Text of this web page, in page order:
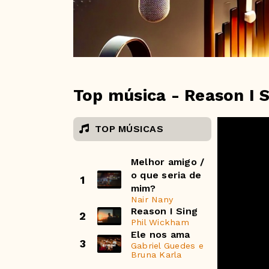
Top música - Reason I
TOP MÚSICAS
1
Melhor amigo /
o que seria de
mim?
Nair Nany
2 Reason I Sing
Phil Wickham
3
Ele nos ama
Gabriel Guedes e
Bruna Karla